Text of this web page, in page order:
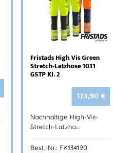
Fristads High Vis Green
Stretch-Latzhose 1031
GSTP Kl. 2
173,90€
Nachhaltige High-Vis-
Stretch-Latzho…
Best.-Nr.: FK134190